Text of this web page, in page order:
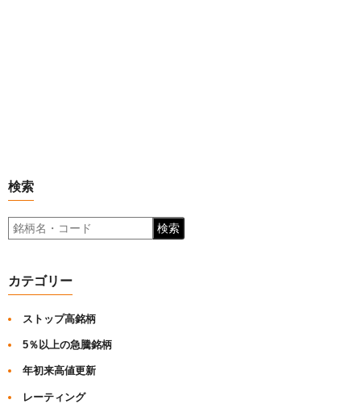
検索
検索
カテゴリー
ストップ高銘柄
5％以上の急騰銘柄
年初来高値更新
レーティング